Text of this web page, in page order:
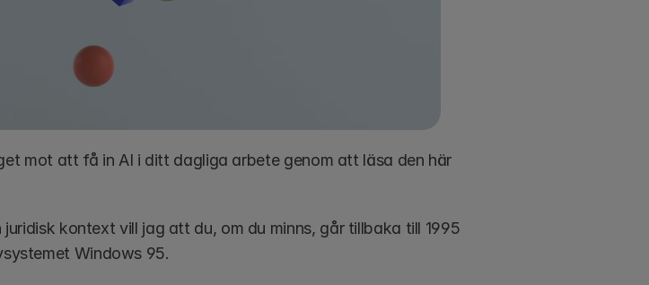
mot att få in AI i ditt dagliga arbete genom att läsa den här
kontext vill jag att du, om du minns, går tillbaka till 1995
Windows 95.